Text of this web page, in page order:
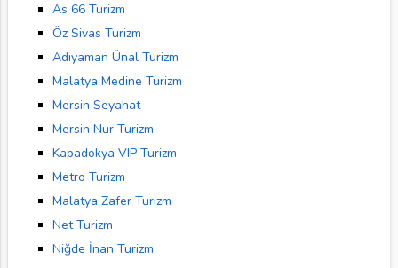
As 66 Turizm
Öz Sivas Turizm
Adıyaman Ünal Turizm
Malatya Medine Turizm
Mersin Seyahat
Mersin Nur Turizm
Kapadokya VIP Turizm
Metro Turizm
Malatya Zafer Turizm
Net Turizm
Niğde İnan Turizm